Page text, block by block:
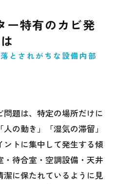
ー特有のカビ発
とされがちな設備内部
題は、特定の場所だけに
の動き」「湿気の滞留」
ントに集中して発生する傾
待合室・空調設備・天井
に保たれているように見